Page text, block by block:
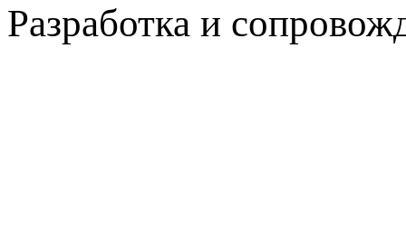
Разработка и